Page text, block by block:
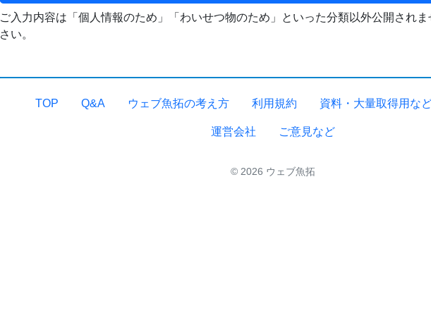
ご入力内容は「個人情報のため」「わいせつ物のため」といった分類以外公開され
さい。
TOP Q&A ウェブ魚拓の考え方 利用規約 資料・大量取得用な
運営会社 ご意見など
© 2026 ウェブ魚拓